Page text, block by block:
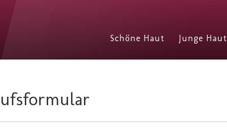
Schöne Haut Junge Haut